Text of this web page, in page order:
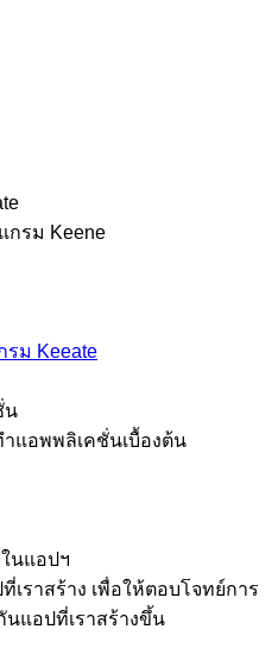
กรม Keene
ม Keeate
น
แอพพลิเคชั่นเบื้องต้น
นแอปฯ
เราสร้าง เพื่อให้ตอบโจทย์การ
นแอปที่เราสร้างขึ้น